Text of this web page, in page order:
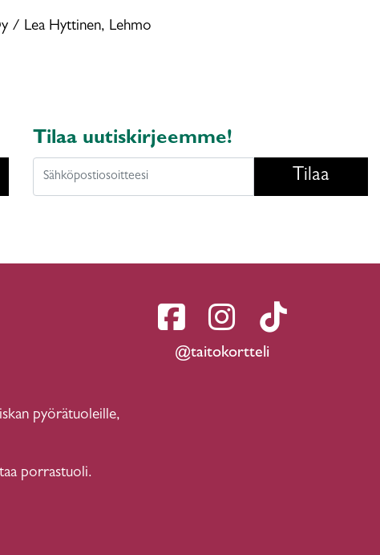
/ Lea Hyttinen, Lehmo
Tilaa uutiskirjeemme!
Tilaa
pyörätuoleille,
porrastuoli.
@taitokortteli